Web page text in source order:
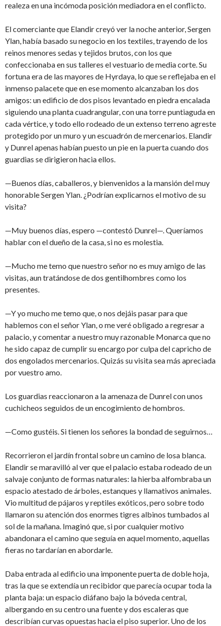
realeza en una incómoda posición mediadora en el conflicto.
El comerciante que Elandir creyó ver la noche anterior, Sergen
Ylan, había basado su negocio en los textiles, trayendo de los
reinos menores sedas y tejidos brutos, con los que
confeccionaba en sus talleres el vestuario de media corte. Su
fortuna era de las mayores de Hyrdaya, lo que se reflejaba en el
inmenso palacete que en ese momento alcanzaban los dos
amigos: un edificio de dos pisos levantado en piedra encalada
siguiendo una planta cuadrangular, con una torre puntiaguda en
cada vértice, y todo ello rodeado de un extenso terreno agreste
protegido por un muro y un escuadrón de mercenarios. Elandir
y Dunrel apenas habían puesto un pie en la puerta cuando dos
guardias se dirigieron hacia ellos.
—Buenos días, caballeros, y bienvenidos a la mansión del muy
honorable Sergen Ylan. ¿Podrían explicarnos el motivo de su
visita?
—Muy buenos días, espero —contestó Dunrel—. Queríamos
hablar con el dueño de la casa, si no es molestia.
—Mucho me temo que nuestro señor no es muy amigo de las
visitas, aun tratándose de dos gentilhombres como los
presentes.
—Y yo mucho me temo que, o nos dejáis pasar para que
hablemos con el señor Ylan, o me veré obligado a regresar a
palacio, y comentar a nuestro muy razonable Monarca que no
he sido capaz de cumplir su encargo por culpa del capricho de
dos engolados mercenarios. Quizás su visita sea más apreciada
por vuestro amo.
Los guardias reaccionaron a la amenaza de Dunrel con unos
cuchicheos seguidos de un encogimiento de hombros.
—Como gustéis. Si tienen los señores la bondad de seguirnos…
Recorrieron el jardín frontal sobre un camino de losa blanca.
Elandir se maravilló al ver que el palacio estaba rodeado de un
salvaje conjunto de formas naturales: la hierba alfombraba un
espacio atestado de árboles, estanques y llamativos animales.
Vio multitud de pájaros y reptiles exóticos, pero sobre todo
llamaron su atención dos enormes tigres albinos tumbados al
sol de la mañana. Imaginó que, si por cualquier motivo
abandonara el camino que seguía en aquel momento, aquellas
fieras no tardarían en abordarle.
Daba entrada al edificio una imponente puerta de doble hoja,
tras la que se extendía un recibidor que parecía ocupar toda la
planta baja: un espacio diáfano bajo la bóveda central,
albergando en su centro una fuente y dos escaleras que
describían curvas opuestas hacia el piso superior. Uno de los